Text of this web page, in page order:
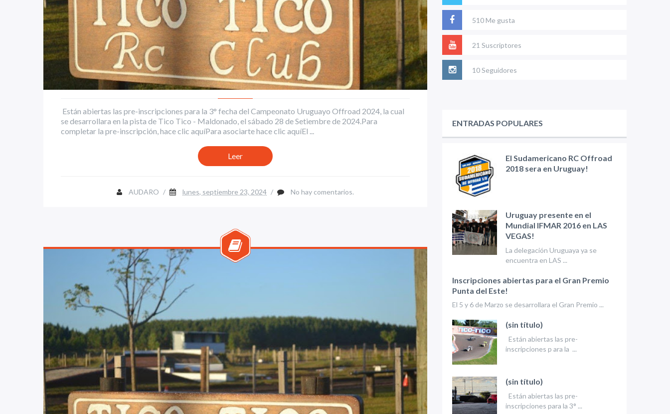
Están abiertas las pre-inscripciones para la 3° fecha del Campeonato Uruguayo Offroad 2024, la cual
se desarrollara en la pista de Tico Tico - Maldonado, el sábado 28 de Setiembre de 2024.Para
completar la pre-inscripción, hace clic aquíPara asociarte hace clic aquíEl ...
Leer
AUDARO / lunes, septiembre 23, 2024 / No hay comentarios.
510 Me gusta
21 Suscriptores
10 Seguidores
ENTRADAS POPULARES
El Sudamericano RC Offroad
2018 sera en Uruguay!
Uruguay presente en el
Mundial IFMAR 2016 en LAS
VEGAS!
La delegación Uruguaya ya se
encuentra en LAS ...
Inscripciones abiertas para el Gran Premio
Punta del Este!
El 5 y 6 de Marzo se desarrollara el Gran Premio ...
(sin título)
Están abiertas las pre-
inscripciones p ara la ...
(sin título)
Están abiertas las pre-
inscripciones para la 3° ...